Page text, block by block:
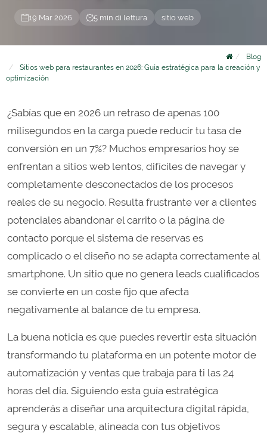
19 Mar 2026 5 min di lettura sitio web
Blog
Sitios web para restaurantes en 2026: Guía estratégica para la creación y
optimización
¿Sabías que en 2026 un retraso de apenas 100
milisegundos en la carga puede reducir tu tasa de
conversión en un 7%? Muchos empresarios hoy se
enfrentan a sitios web lentos, difíciles de navegar y
completamente desconectados de los procesos
reales de su negocio. Resulta frustrante ver a clientes
potenciales abandonar el carrito o la página de
contacto porque el sistema de reservas es
complicado o el diseño no se adapta correctamente al
smartphone. Un sitio que no genera leads cualificados
se convierte en un coste fijo que afecta
negativamente al balance de tu empresa.
La buena noticia es que puedes revertir esta situación
transformando tu plataforma en un potente motor de
automatización y ventas que trabaja para ti las 24
horas del día. Siguiendo esta guía estratégica
aprenderás a diseñar una arquitectura digital rápida,
segura y escalable, alineada con tus objetivos